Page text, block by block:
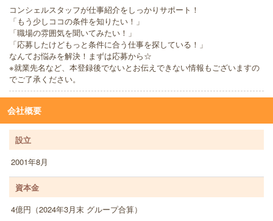
コンシェルスタッフが仕事紹介をしっかりサポート！
「もう少しココの条件を知りたい！」
「職場の雰囲気を聞いてみたい！」
「応募したけどもっと条件に合う仕事を探している！」
なんてお悩みを解決！まずは応募から☆
※就業先名など、本登録後でないとお伝えできない情報もございますの
でご了承ください。
会社概要
設立
2001年8月
資本金
4億円（2024年3月末 グループ合算）